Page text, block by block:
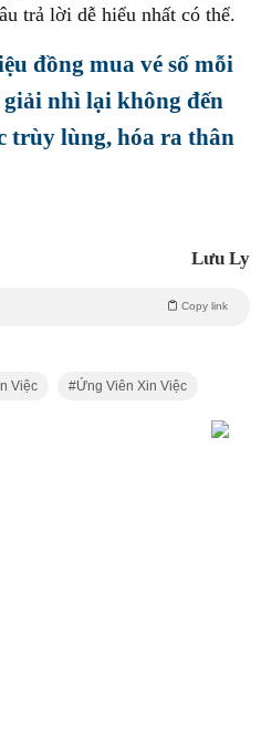
đồng mua vé số mỗi
nhì lại không đến
trùy lùng, hóa ra thân
Lưu Ly
Copy link
Việc Ứng Viên Xin Việc